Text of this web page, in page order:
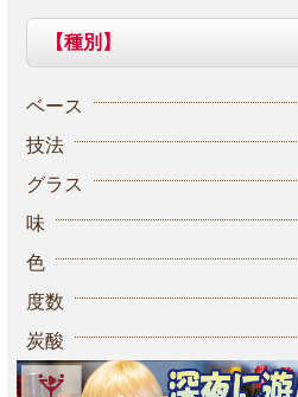
【種別】
ベース
技法
グラス
味
色
度数
炭酸